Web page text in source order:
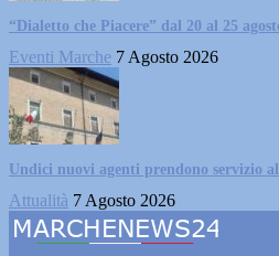
“Dialetto che Piacere” dal 20 al 25
Eventi Marche 7 Agosto 2026
Undici nuovi agenti prendono servizio
Attualità 7 Agosto 2026